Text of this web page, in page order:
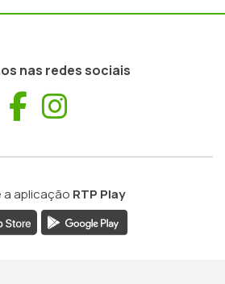
nas redes sociais
Facebook
a aplicação RTP Play